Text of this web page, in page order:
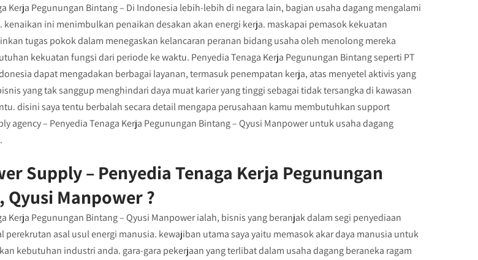
Kerja Pegunungan Bintang – Di Indonesia lebih-lebih di negara lain, bagian usaha dagang mengalami
kenaikan ini menimbulkan penaikan desakan akan energi kerja. maskapai pemasok kekuatan
tugas pokok dalam menegaskan kelancaran peranan bidang usaha oleh menolong mereka
kekuatan fungsi dari periode ke waktu. Penyedia Tenaga Kerja Pegunungan Bintang seperti PT
dapat mengadakan berbagai layanan, termasuk penempatan kerja, atas menyetel aktivis yang
yang tak sanggup menghindari daya muat karier yang tinggi sebagai tidak tersangka di kawasan
disini saya tentu berbalah secara detail mengapa perusahaan kamu membutuhkan support
agency – Penyedia Tenaga Kerja Pegunungan Bintang – Qyusi Manpower untuk usaha dagang
Supply – Penyedia Tenaga Kerja Pegunungan
Qyusi Manpower ?
Kerja Pegunungan Bintang – Qyusi Manpower ialah, bisnis yang beranjak dalam segi penyediaan
perekrutan asal usul energi manusia. kewajiban utama saya yaitu memasok akar daya manusia untuk
kebutuhan industri anda. gara-gara pekerjaan yang terlibat dalam usaha dagang beraneka ragam